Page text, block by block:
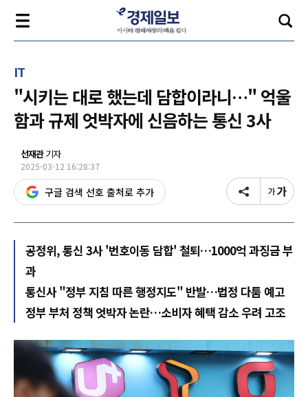
IT
"시키는 대로 했는데 담합이라니…" 억울
함과 규제 엇박자에 신음하는 통신 3사
선재관기자
2025-03-12 16:28:37
구글 검색 선호 출처로 추가
공정위, 통신 3사 '번호이동 담합' 철퇴…1000억 과징금 부
과
통신사 "정부 지침 따른 행정지도" 반발…법정 다툼 예고
정부 부처 정책 엇박자 논란…소비자 혜택 감소 우려 고조